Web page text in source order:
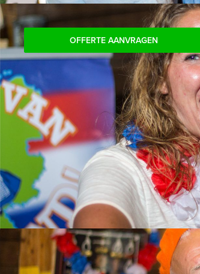
OFFERTE AANVRAGEN
Vragen
CHAT MET
VENLO EVENEMENTEN